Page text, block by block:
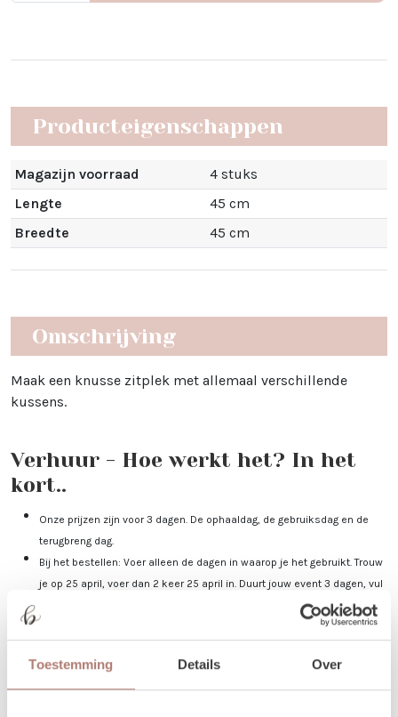
Toestemming Details Over
Producteigenschappen
Magazijn voorraad
4 stuks
Lengte
45 cm
Breedte
45 cm
Omschrijving
Maak een knusse zitplek met allemaal verschillende
kussens.
Verhuur - Hoe werkt het? In het
kort..
Onze prijzen zijn voor 3 dagen. De ophaaldag, de gebruiksdag en de
terugbreng dag.
Bij het bestellen: Voer alleen de dagen in waarop je het gebruikt. Trouw
je op 25 april, voer dan 2 keer 25 april in. Duurt jouw event 3 dagen, vul
Je kunt de items laten bezorgen of zelf in Utrecht komen ophalen.
na je event mag het weer terugbrengen, of halen wij het voor je op! Valt
jouw bezorgdag/terugbreng dag in het weekend? Dan plannen we